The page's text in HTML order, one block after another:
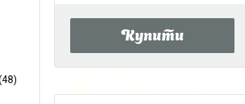
Купити
48